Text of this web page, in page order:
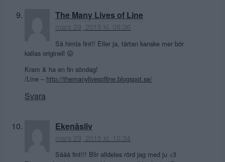
The Many Lives of Line
mars 29, 2015 kl. 08:36
Så himla fint!! Eller ja, tårtan kanske mer bör
kallas originell 😛
Kram & ha en fin söndag!
/Line – http://themanylivesofline.blogspot.se/
Svara
Ekenäsliv
mars 29, 2015 kl. 10:34
Sååå fint!!! Blir alldeles rörd jag med ju <3